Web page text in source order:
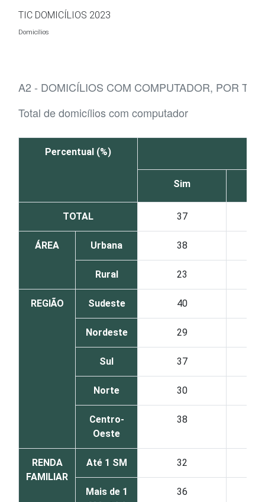
Ir para o conteúdo
TIC DOMICÍLIOS 2023
Domicílios
A2 - DOMICÍLIOS COM COMPUTADOR, POR
Total de domicílios com computador
Percentual (%)
Sim
TOTAL 37
ÁREA Urbana 38
Rural 23
REGIÃO Sudeste 40
Nordeste 29
Sul 37
Norte 30
Centro-
Oeste
38
RENDA
FAMILIAR
Até 1 SM 32
Mais de 1
36